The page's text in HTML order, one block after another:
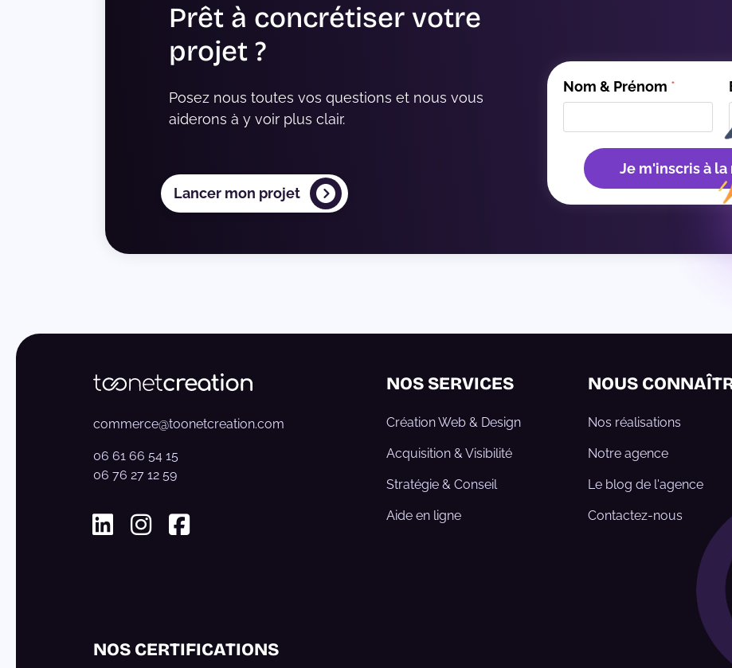
Prêt à concrétiser votre
projet ?
Posez nous toutes vos questions et nous vous
aiderons à y voir plus clair.
Lancer mon projet
Nom & Prénom *
Je m'inscris à
commerce@toonetcreation.com
06 61 66 54 15
06 76 27 12 59
NOS SERVICES
Création Web & Design
Acquisition & Visibilité
Stratégie & Conseil
Aide en ligne
NOUS
Nos réalisations
Notre agence
Le blog de l'agence
Contactez-nous
NOS CERTIFICATIONS